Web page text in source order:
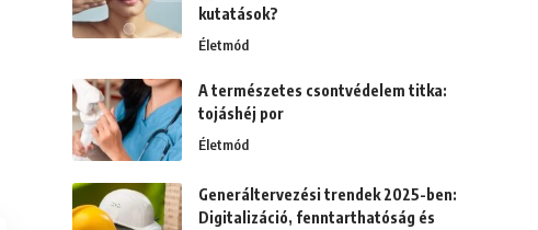
kutatások?
Életmód
A természetes csontvédelem titka:
tojáshéj por
Életmód
Generáltervezési trendek 2025-ben:
Digitalizáció, fenntarthatóság és